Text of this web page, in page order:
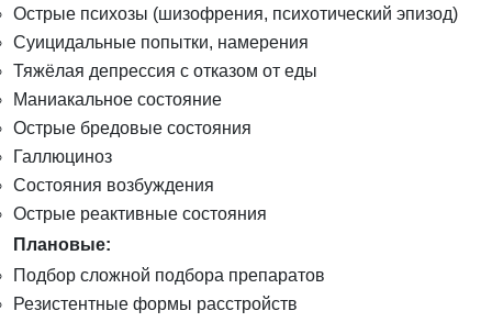
Острые психозы (шизофрения, психотический эпизод)
Суицидальные попытки, намерения
Тяжёлая депрессия с отказом от еды
Маниакальное состояние
Острые бредовые состояния
Галлюциноз
Состояния возбуждения
Острые реактивные состояния
Плановые:
Подбор сложной подбора препаратов
Резистентные формы расстройств